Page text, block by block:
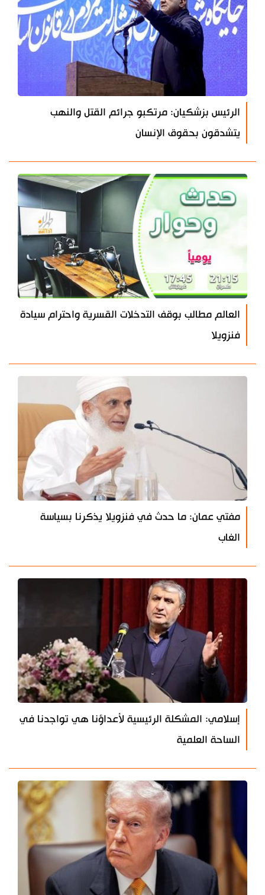
الرئيس بزشكيان: مرتكبو جرائم القتل والنهب
يتشدقون بحقوق الإنسان
العالم مطالب بوقف التدخلات القسرية واحترام سيادة
فنزويلا
مفتي عمان: ما حدث في فنزويلا يذكرنا بسياسة
الغاب
إسلامي: المشكلة الرئيسية لأعداؤنا هي تواجدنا في
الساحة العلمية